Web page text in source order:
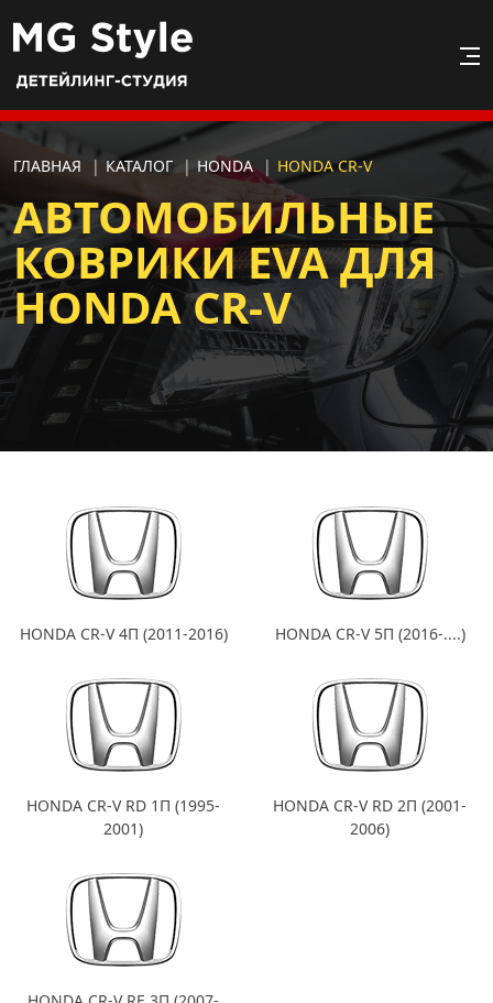
ГЛАВНАЯ | КАТАЛОГ | HONDA | HONDA CR-V
АВТОМОБИЛЬНЫЕ
КОВРИКИ EVA ДЛЯ
HONDA CR-V
HONDA CR-V 4П (2011-2016) HONDA CR-V 5П (2016-....)
HONDA CR-V RD 1П (1995-
2001)
HONDA CR-V RD 2П (2001-
2006)